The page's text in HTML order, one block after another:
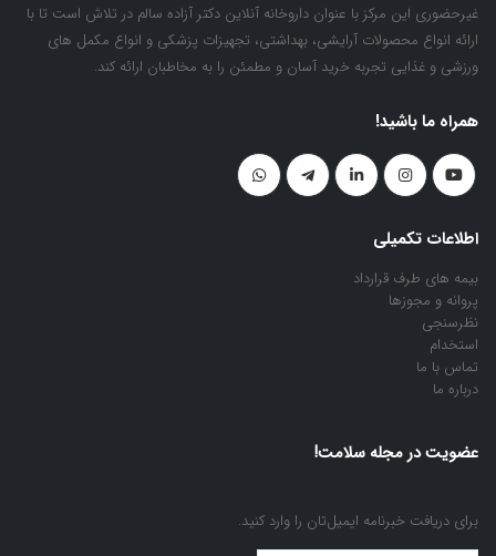
غیرحضوری این مرکز با عنوان داروخانه آنلاین دکتر آزاده سالم در تلاش است تا با
ارائه انواع محصولات آرایشی، بهداشتی، تجهیزات پزشکی و انواع مکمل های
ورزشی و غذایی تجربه خرید آسان و مطمئن را به مخاطبان ارائه کند.
همراه ما باشید!
اطلاعات تکمیلی
بیمه های طرف قرارداد
پروانه و مجوزها
نظرسنجی
استخدام
تماس با ما
درباره ما
عضویت در مجله سلامت!
برای دریافت خبرنامه ایمیل‌تان را وارد کنید.